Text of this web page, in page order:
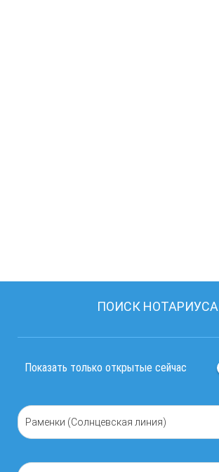
ПОИСК НОТАРИУСА
Показать только открытые сейчас
Раменки (Солнцевская линия)